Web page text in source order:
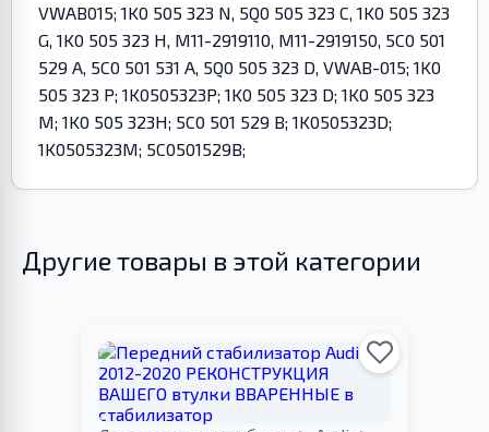
VWAB015; 1K0 505 323 N, 5Q0 505 323 C, 1K0 505 323
G, 1K0 505 323 H, M11-2919110, M11-2919150, 5C0 501
529 A, 5C0 501 531 A, 5Q0 505 323 D, VWAB-015; 1K0
505 323 P; 1K0505323P; 1K0 505 323 D; 1K0 505 323
M; 1K0 505 323H; 5C0 501 529 B; 1K0505323D;
1K0505323M; 5C0501529B;
Другие товары в этой категории